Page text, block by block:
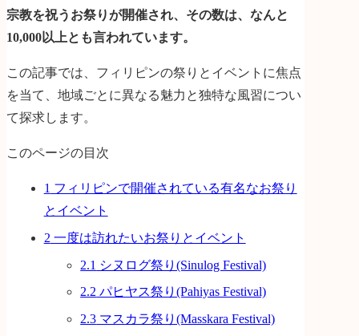
宗教を祝うお祭りが開催され、その数は、なんと
10,000以上とも言われています。
この記事では、フィリピンの祭りとイベントに焦点
を当て、地域ごとに異なる魅力と独特な風習につい
て探求します。
このページの目次
1 フィリピンで開催されている有名なお祭り
とイベント
2 一度は訪れたいお祭りとイベント
2.1 シヌログ祭り(Sinulog Festival)
2.2 パヒヤス祭り(Pahiyas Festival)
2.3 マスカラ祭り(Masskara Festival)